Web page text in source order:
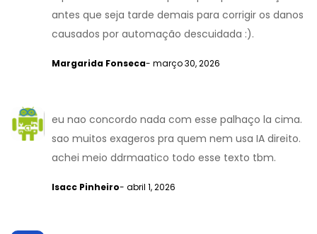
antes que seja tarde demais para corrigir os danos
causados por automação descuidada :).
Margarida Fonseca- março 30, 2026
eu nao concordo nada com esse palhaço la cima.
sao muitos exageros pra quem nem usa IA direito.
achei meio ddrmaatico todo esse texto tbm.
Isacc Pinheiro- abril 1, 2026